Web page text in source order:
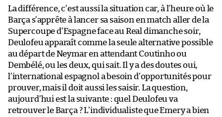
La différence, c’est aussi la situation car, à l’heure où le
Barça s’apprête à lancer sa saison en match aller de la
Supercoupe d’Espagne face au Real dimanche soir,
Deulofeu apparaît comme la seule alternative possible
au départ de Neymar en attendant Coutinho ou
Dembélé, ou les deux, qui sait. Il y a des doutes oui,
l’international espagnol a besoin d’opportunités pour
prouver, mais il doit aussi les saisir. La question,
aujourd’hui est la suivante : quel Deulofeu va
retrouver le Barça ? L’individualiste que Emery a bien